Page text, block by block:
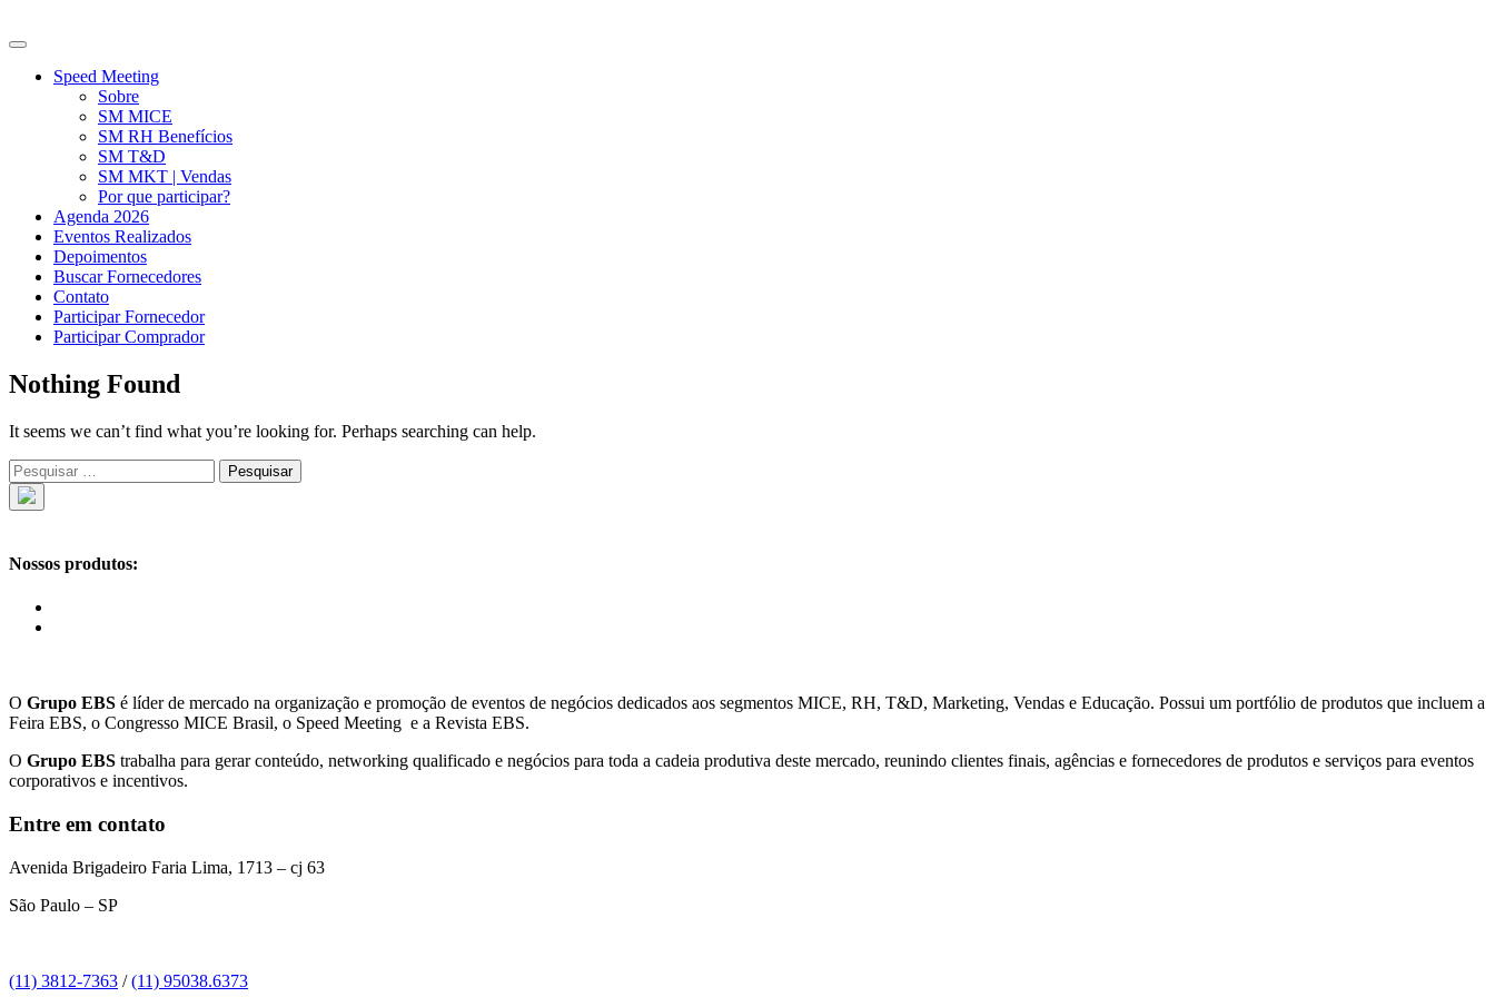
Speed Meeting
Sobre
SM MICE
SM RH Benefícios
SM T&D
SM MKT | Vendas
Por que participar?
Agenda 2026
Eventos Realizados
Depoimentos
Buscar Fornecedores
Contato
Participar Fornecedor
Participar Comprador
Nothing Found
It seems we can’t find what you’re looking for. Perhaps searching can help.
Pesquisar
por:
Nossos produtos:
O Grupo EBS é líder de mercado na organização e promoção de eventos de negócios dedicados aos segmentos MICE, RH, T&D, Marketing, Vendas e Educação. Possui um portfólio de produtos que incluem a
Feira EBS, o Congresso MICE Brasil, o Speed Meeting e a Revista EBS.
O Grupo EBS trabalha para gerar conteúdo, networking qualificado e negócios para toda a cadeia produtiva deste mercado, reunindo clientes finais, agências e fornecedores de produtos e serviços para eventos
corporativos e incentivos.
Entre em contato
Avenida Brigadeiro Faria Lima, 1713 – cj 63
São Paulo – SP
(11) 3812-7363 /(11) 95038.6373